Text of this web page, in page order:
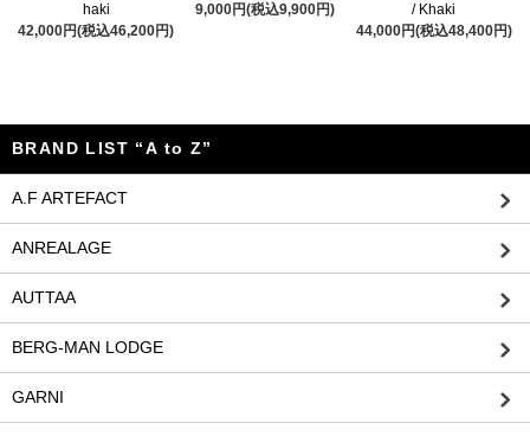
haki
42,000円(税込46,200円)
9,000円(税込9,900円)
/ Khaki
44,000円(税込48,400円)
BRAND LIST “A to Z”
A.F ARTEFACT
ANREALAGE
AUTTAA
BERG-MAN LODGE
GARNI